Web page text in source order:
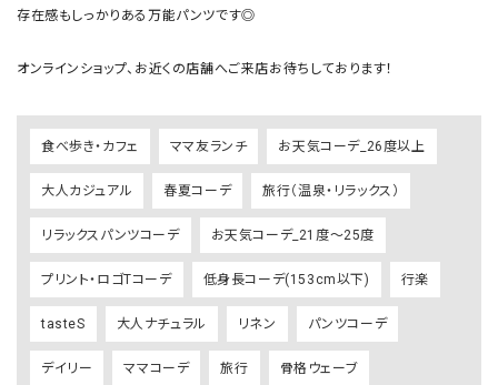
存在感もしっかりある万能パンツです◎
オンラインショップ、お近くの店舗へご来店お待ちしております！
食べ歩き・カフェ ママ友ランチ お天気コーデ_26度以上
大人カジュアル 春夏コーデ 旅行（温泉・リラックス）
リラックスパンツコーデ お天気コーデ_21度～25度
プリント・ロゴTコーデ 低身長コーデ(153cm以下) 行楽
tasteS 大人ナチュラル リネン パンツコーデ
デイリー ママコーデ 旅行 骨格ウェーブ